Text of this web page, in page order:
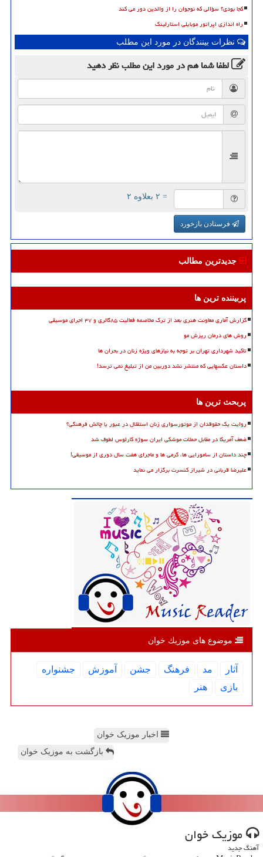
کجا بودی؟ سؤالی که نوجوان را از والدین دور می کند
راه اندازی اپراتور موبایلی استارلینک
نظرات بینندگان در مورد این مطلب
لطفا شما همدر مورد این مطلبنظر دهید
= ۲ بعلاوه ۲
فرستادن بازخورد
جدیدترین مطالب
پربیننده ترین ها
گزارش آماری معاونت هنری بعد از ترک مخاصمه فعالیت ۸۵گالری و ۴۷ اجرای موسیقی
روش های درمان ریزش مو
تاکید شهرداری تهران بر توجه به نیازهای ویژه زنان در بحران ها
داستان عکسهایی که منتشر نشد دوربین من از تبلیغ نمی ترسد!
پربحث ترین ها
روایت یک حقوقدان از موتورسواری زنان استقلال در عبور یا چالش فرهنگی؟
ضعف آمریکا در مقابل حملات موشکی ایران سوژه کارلوس لطوف شد
چند داستان از سامورایی ها، گرمی ها و ماجرای هفت سال دوری از موسیقی!
علیرضا قربانی در شیراز کنسرت برگزار می نماید
موضوع های موزیك خوان
آثار مد فرهنگ جشن آموزش
جشنواره
بازی
هنر
اخبار موزیک خوان
بازگشت به موزیک خوان
موزیك خوان
آهنگ جدید